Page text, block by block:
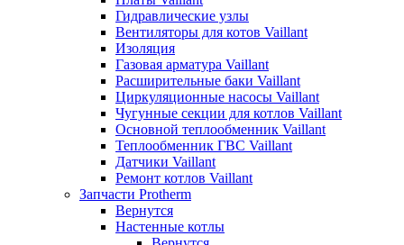
Гидравлические узлы
Вентиляторы для котов Vaillant
Изоляция
Газовая арматура Vaillant
Расширительные баки Vaillant
Циркуляционные насосы Vaillant
Чугунные секции для котлов Vaillant
Основной теплообменник Vaillant
Теплообменник ГВС Vaillant
Датчики Vaillant
Ремонт котлов Vaillant
Запчасти Protherm
Вернутся
Настенные котлы